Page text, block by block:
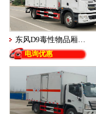
东风D9毒性物品厢…
电询优惠